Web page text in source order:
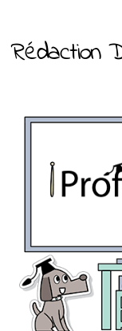
Rédaction